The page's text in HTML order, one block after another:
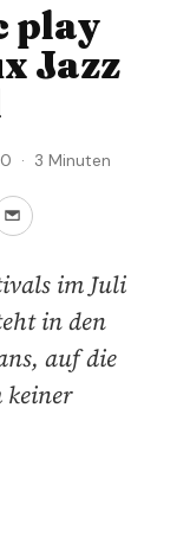
play
Jazz
· 3 Minuten
im Juli
in den
auf die
keiner